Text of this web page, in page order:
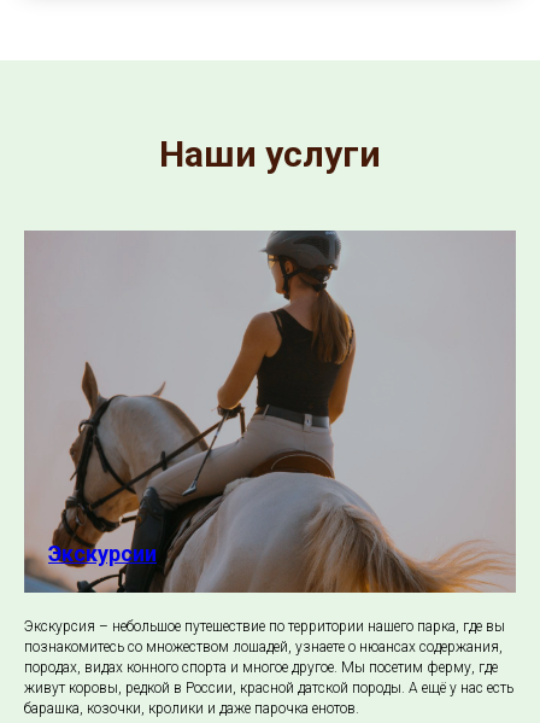
Наши услуги
Экскурсии
Экскурсия – небольшое путешествие по территории нашего парка, где вы
познакомитесь со множеством лошадей, узнаете о нюансах содержания,
породах, видах конного спорта и многое другое. Мы посетим ферму, где
живут коровы, редкой в России, красной датской породы. А ещё у нас есть
барашка, козочки, кролики и даже парочка енотов.